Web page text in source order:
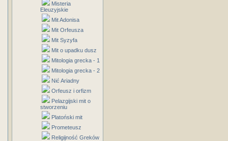
Misteria
Eleuzyjskie
Mit Adonisa
Mit Orfeusza
Mit Syzyfa
Mit o upadku dusz
Mitologia grecka - 1
Mitologia grecka - 2
Nić Ariadny
Orfeusz i orfizm
Pelazgijski mit o
stworzeniu
Platoński mit
Prometeusz
Religijność Greków